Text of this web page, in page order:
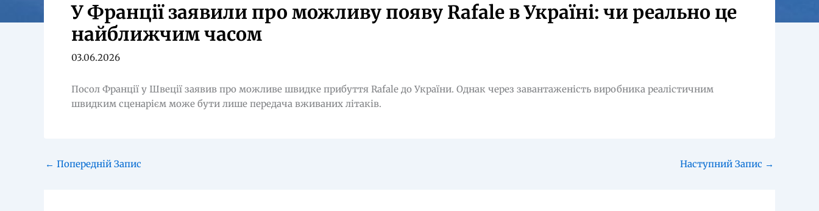
У Франції заявили про можливу появу Rafale в Україні: чи реально це
найближчим часом
03.06.2026
Посол Франції у Швеції заявив про можливе швидке прибуття Rafale до України. Однак через завантаженість виробника реалістичним
швидким сценарієм може бути лише передача вживаних літаків.
← Попередній Запис Наступний Запис →